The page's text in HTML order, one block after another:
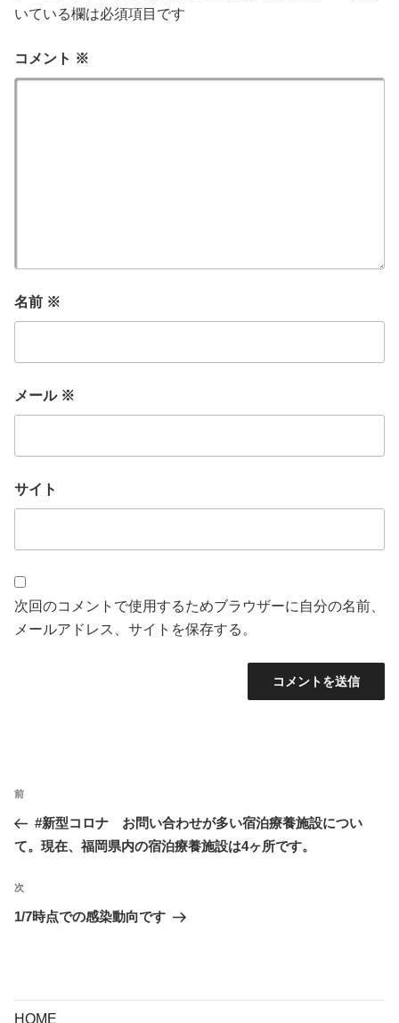
いている欄は必須項目です
コメント ※
名前 ※
メール ※
サイト
次回のコメントで使用するためブラウザーに自分の名前、
メールアドレス、サイトを保存する。
ナ
ビ
ゲ
ー
前
の
投
前
#新型コロナ お問い合わせが多い宿泊療養施設につい
て。現在、福岡県内の宿泊療養施設は4ヶ所です。
次
の
次
1/7時点での感染動向です
HOME